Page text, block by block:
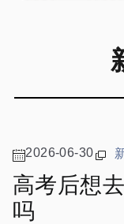
2026-06-30
高考后想
吗